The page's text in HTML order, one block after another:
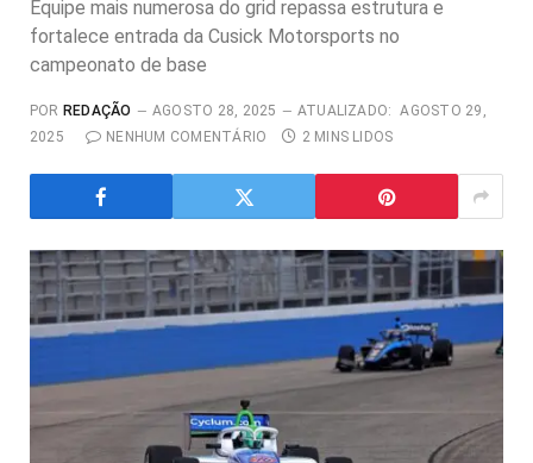
Equipe mais numerosa do grid repassa estrutura e
fortalece entrada da Cusick Motorsports no
campeonato de base
POR REDAÇÃO AGOSTO 28, 2025 ATUALIZADO:
AGOSTO 29,
2025
NENHUM COMENTÁRIO 2 MINS LIDOS